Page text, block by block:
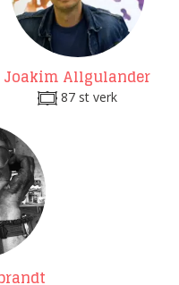
Joakim Allgulander
87 st verk